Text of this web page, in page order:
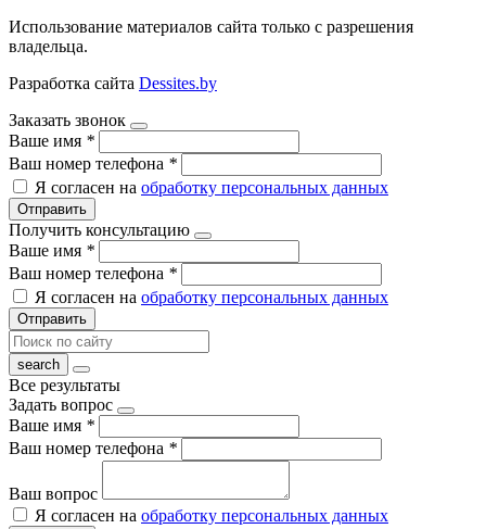
Использование материалов сайта только с разрешения
владельца.
Разработка сайта Dessites.by
Заказать звонок
Ваше имя *
Ваш номер телефона *
Я согласен на обработку персональных данных
Отправить
Получить консультацию
Ваше имя *
Ваш номер телефона *
Я согласен на обработку персональных данных
Отправить
Все результаты
Задать вопрос
Ваше имя *
Ваш номер телефона *
Ваш вопрос
Я согласен на обработку персональных данных